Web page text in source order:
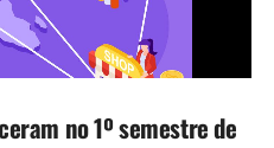
no 1º semestre de